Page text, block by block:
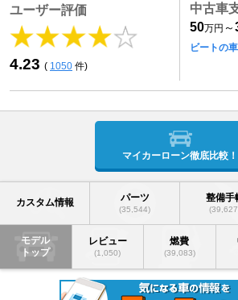
ユーザー評価
4.23 ( 1050 件)
中古車
50万円 ～
ビートの
マイカーローン徹底比較！
カスタム情報 パーツ
(35,544)
整備手
モデル
トップ
レビュー
(1,050)
燃費
(39,083)